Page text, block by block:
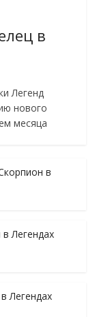
в
Легенд
нового
месяца
в
Легендах
Легендах